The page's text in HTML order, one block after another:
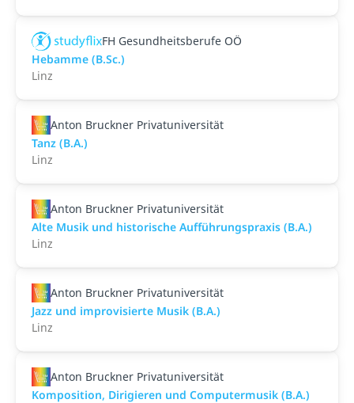
FH Gesundheitsberufe OÖ
Hebamme (B.Sc.)
Linz
Anton Bruckner Privatuniversität
Tanz (B.A.)
Linz
Anton Bruckner Privatuniversität
Alte Musik und historische Aufführungspraxis (B.A.)
Linz
Anton Bruckner Privatuniversität
Jazz und improvisierte Musik (B.A.)
Linz
Anton Bruckner Privatuniversität
Komposition, Dirigieren und Computermusik (B.A.)